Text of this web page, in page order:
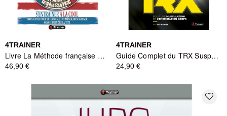
4TRAINER
Livre La Méthode française Coffret 3 tomes - 4TRAINER
46,90 €
4TRAINER
Guide Complet du TRX Suspension Training - Méthode Officielle 4TRAINER
24,90 €
favorite_border